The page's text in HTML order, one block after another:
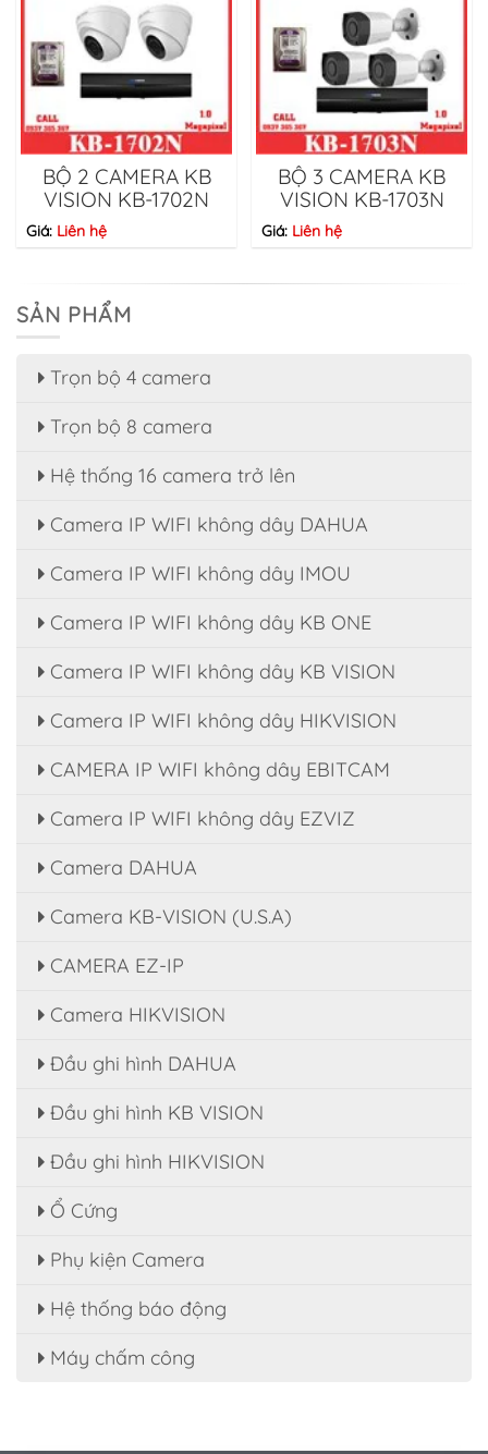
BỘ 2 CAMERA KB
VISION KB-1702N
Giá: Liên hệ
BỘ 3 CAMERA KB
VISION KB-1703N
Giá: Liên hệ
SẢN PHẨM
Trọn bộ 4 camera
Trọn bộ 8 camera
Hệ thống 16 camera trở lên
Camera IP WIFI không dây DAHUA
Camera IP WIFI không dây IMOU
Camera IP WIFI không dây KB ONE
Camera IP WIFI không dây KB VISION
Camera IP WIFI không dây HIKVISION
CAMERA IP WIFI không dây EBITCAM
Camera IP WIFI không dây EZVIZ
Camera DAHUA
Camera KB-VISION (U.S.A)
CAMERA EZ-IP
Camera HIKVISION
Đầu ghi hình DAHUA
Đầu ghi hình KB VISION
Đầu ghi hình HIKVISION
Ổ Cứng
Phụ kiện Camera
Hệ thống báo động
Máy chấm công